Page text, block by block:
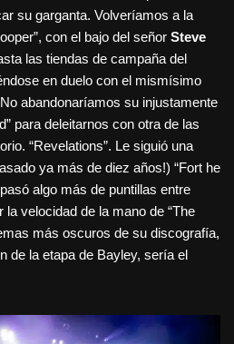
su garganta. Volveríamos a la
con el bajo del señor Steve
las tiendas de campaña del
en duelo con el mismísimo
abandonaríamos su injustamente
para deleitarnos con otra de las
“Revelations”. Le siguió una
ya más de diez años!) “Fort he
algo más de puntillas entre
velocidad de la mano de “The
más oscuros de su discografía,
de la etapa de Bayley, sería el